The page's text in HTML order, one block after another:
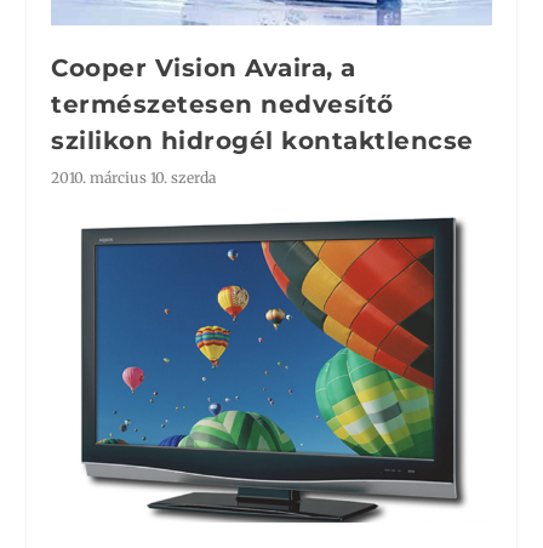
Cooper Vision Avaira, a
természetesen nedvesítő
szilikon hidrogél kontaktlencse
2010. március 10. szerda